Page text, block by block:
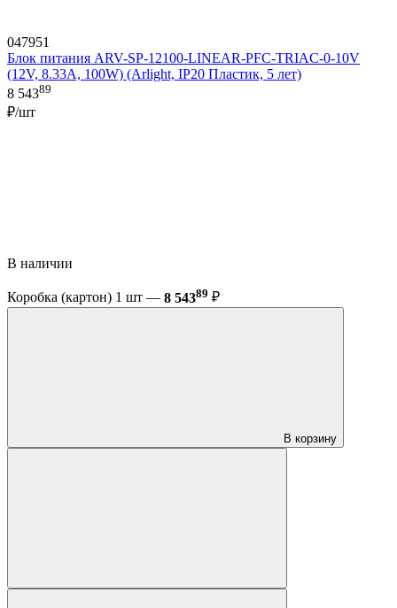
047951
Блок питания ARV-SP-12100-LINEAR-PFC-TRIAC-0-10V
(12V, 8.33A, 100W) (Arlight, IP20 Пластик, 5 лет)
8 54389
₽/шт
В наличии
Коробка (картон) 1 шт — 8 54389 ₽
В корзину